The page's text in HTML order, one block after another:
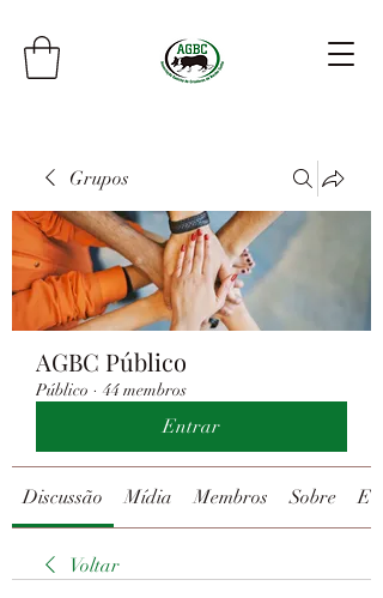
Grupos
AGBC Público
Público · 44 membros
Entrar
Discussão Mídia Membros Sobre
Voltar